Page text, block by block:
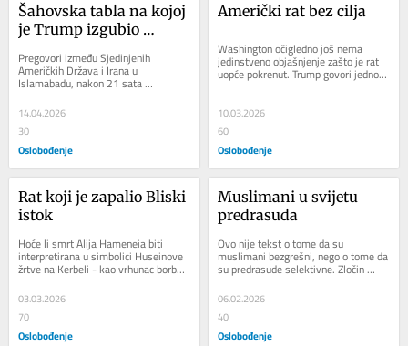
Šahovska tabla na kojoj
je Trump izgubio
Pregovori između Sjedinjenih
Američkih Država i Irana u
Islamabadu, nakon 21 sata
iscrpljujućih razgovora, završili su bez
sporazuma. Time je...
14.04.2026
30
Oslobođenje
Američki rat bez cilja
Washington očigledno još nema
jedinstveno objašnjenje zašto je rat
uopće pokrenut. Trump govori jedno,
Pentagon drugo, a obavještajne
10.03.2026
60
Oslobođenje
Rat koji je zapalio Bliski
istok
Hoće li smrt Alija Hameneia biti
interpretirana u simbolici Huseinove
žrtve na Kerbeli - kao vrhunac borbe
na...
03.03.2026
70
Oslobođenje
Muslimani u svijetu
predrasuda
Ovo nije tekst o tome da su
muslimani bezgrešni, nego o tome da
su predrasude selektivne. Zločin
nema vjeru, ali propaganda ima
metu. A islam je,...
06.02.2026
40
Oslobođenje